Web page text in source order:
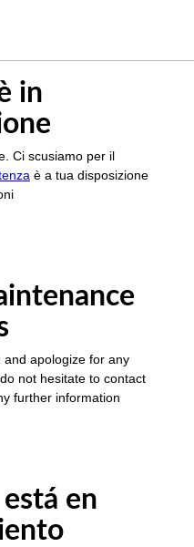
in
Ci scusiamo per il
è a tua disposizione
apologize for any
not hesitate to contact
further information
en